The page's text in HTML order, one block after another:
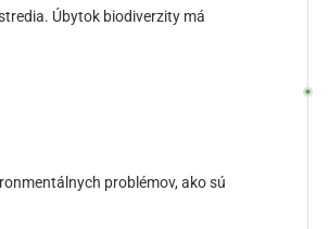
Úbytok biodiverzity má
problémov, ako sú